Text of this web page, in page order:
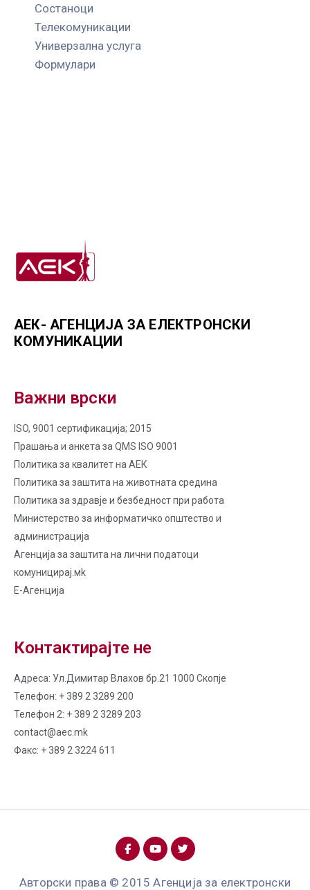
Состаноци
Телекомуникации
Универзална услуга
Формулари
АЕК- АГЕНЦИЈА ЗА ЕЛЕКТРОНСКИ
КОМУНИКАЦИИ
Важни врски
ISO, 9001 сертификација; 2015
Прашања и анкета за QMS ISO 9001
Политика за квалитет на AЕК
Политика за заштита на животната средина
Политика за здравје и безбедност при работа
Министерство за информатичко општество и
администрација
Агенција за заштита на лични податоци
комуницирај.мk
Е-Агенција
Контактирајте не
Адреса: Ул.Димитар Влахов бр.21 1000 Скопје
Телефон: + 389 2 3289 200
Телефон 2: + 389 2 3289 203
contact@aec.mk
Факс: + 389 2 3224 611
Авторски права © 2015 Агенција за електронски